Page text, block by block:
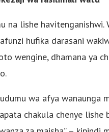
na lishe havitenganishwi.
hufika darasani
wengine, dhamana ya
wa afya wanaunga
chakula chenye lishe